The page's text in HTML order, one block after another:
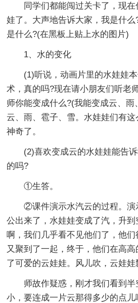
同学们都能闯过关卡了，现
娃了。大声地告诉大家，我是什
是什么?(在黑板上贴上水的图片)
1、水的变化
(1)听说，动画片里的水娃娃
术，真的吗?现在请小朋友们听老
师你能变成什么?(我能变成云、雨
云、雨、雹子、雪。水娃娃们有
神奇了。
(2)喜欢变成云的水娃娃能告
的吗?
①生答。
②课件演示水汽云的过程。演
公出来了，水娃娃变成了汽，升
啊，我们几乎看不见他们了，他
又聚到了一起，终于，他们在高
了可爱的云娃娃。风儿吹，云娃娃
师故作疑惑，刚才我们看到
小，要连成一片云那得多少的点儿